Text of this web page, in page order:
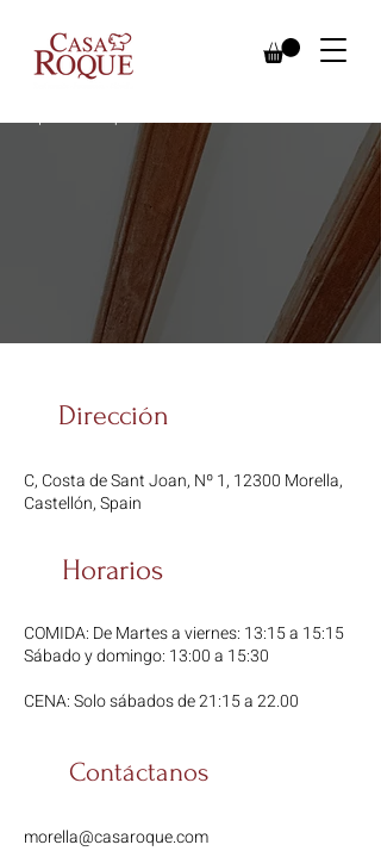
Dirección
C, Costa de Sant Joan, Nº 1, 12300 Morella,
Castellón, Spain
Horarios
COMIDA: De Martes a viernes: 13:15 a 15:15
Sábado y domingo: 13:00 a 15:30
CENA: Solo sábados de 21:15 a 22.00
Contáctanos
morella@casaroque.com